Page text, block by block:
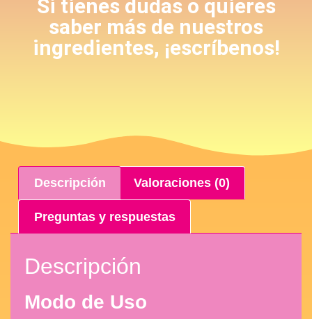
Si tienes dudas o quieres
saber más de nuestros
ingredientes, ¡escríbenos!
Descripción Valoraciones (0)
Preguntas y respuestas
Descripción
Modo de Uso